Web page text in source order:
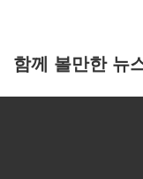
함께 볼만한 뉴